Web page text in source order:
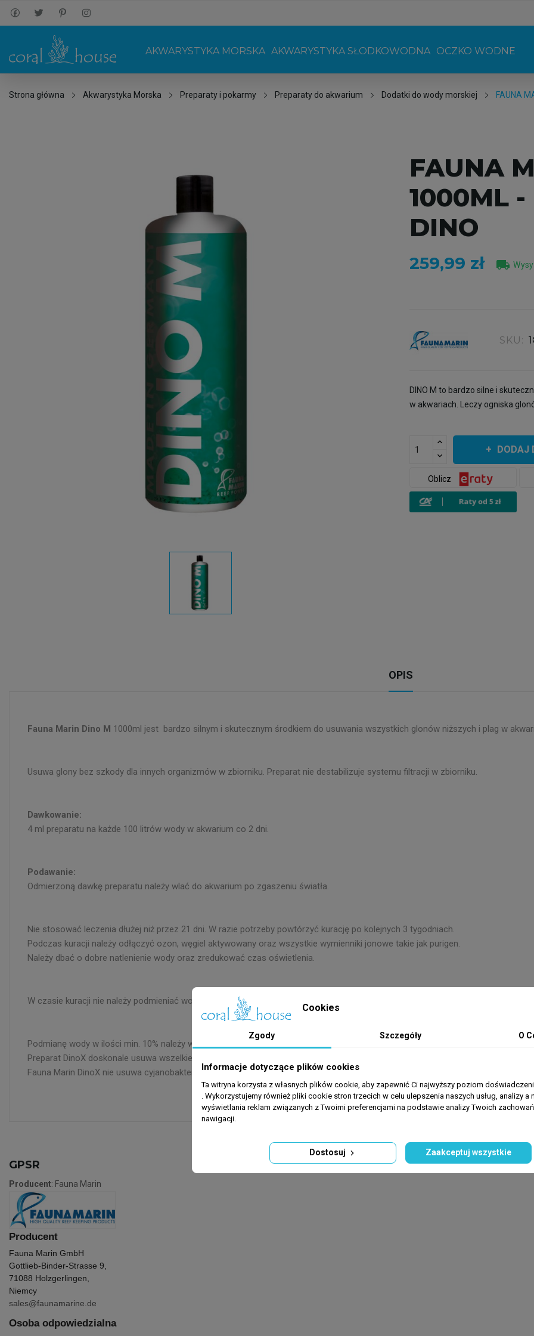
AKWARYSTYKA MORSKA AKWARYSTYKA SŁODKOWODNA OCZKO WODNE
Strona główna Akwarystyka Morska Preparaty i pokarmy Preparaty do akwarium Dodatki do wody morskiej FAUNA
FAUNA
1000ML -
DINO
259,99 zł local_shipping
SKU:
DINO M to bardzo silne i
w akwariach. Leczy ogniska
DODAJ
Oblicz
OPIS
Fauna Marin Dino M 1000ml jest bardzo silnym i skutecznym środkiem do usuwania wszystkich glonów niższych i plag w
Usuwa glony bez szkody dla innych organizmów w zbiorniku. Preparat nie destabilizuje systemu filtracji w zbiorniku.
Dawkowanie:
4 ml preparatu na każde 100 litrów wody w akwarium co 2 dni.
Podawanie:
Odmierzoną dawkę preparatu należy wlać do akwarium po zgaszeniu światła.
Nie stosować leczenia dłużej niż przez 21 dni. W razie potrzeby powtórzyć kurację po kolejnych 3 tygodniach.
Podczas kuracji należy odłączyć ozon, węgiel aktywowany oraz wszystkie wymienniki jonowe takie jak purigen.
Należy dbać o dobre natlenienie wody oraz zredukować czas oświetlenia.
W czasie kuracji nie należy podmieniać wody oraz dozować mikroelementów.
Podmianę wody w ilości min. 10% należy wykonać bezpośrednio po zakończeniu kuracji.
Preparat DinoX doskonale usuwa wszelkiego rodzaju glony nitkowate, kulkowe, Bryopsis oraz Dinoflagellates.
Fauna Marin DinoX nie usuwa cyjanobakterii oraz innych sinic.
GPSR
Producent: Fauna Marin
Producent
Fauna Marin GmbH
Gottlieb-Binder-Strasse 9,
71088 Holzgerlingen,
Niemcy
sales@faunamarine.de
Osoba odpowiedzialna
Cookies
Zgody Szczegóły O
Informacje dotyczące plików cookies
Ta witryna korzysta z własnych plików cookie, aby zapewnić Ci najwyższy poziom
. Wykorzystujemy również pliki cookie stron trzecich w celu ulepszenia naszych usług, analizy a
wyświetlania reklam związanych z Twoimi preferencjami na podstawie analizy Twoich
nawigacji.
Dostosuj Zaakceptuj wszystkie